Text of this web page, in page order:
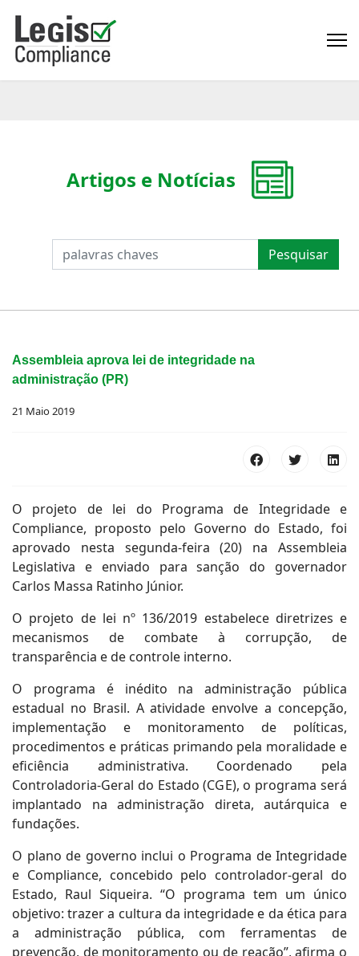
PESQUISAR Pesquisar
Artigos e Notícias
Assembleia aprova lei de integridade na
administração (PR)
21 Maio 2019
O projeto de lei do Programa de Integridade e
Compliance, proposto pelo Governo do Estado, foi
aprovado nesta segunda-feira (20) na Assembleia
Legislativa e enviado para sanção do governador
Carlos Massa Ratinho Júnior.
O projeto de lei nº 136/2019 estabelece diretrizes e
mecanismos de combate à corrupção, de
transparência e de controle interno.
O programa é inédito na administração pública
estadual no Brasil. A atividade envolve a concepção,
implementação e monitoramento de políticas,
procedimentos e práticas primando pela moralidade e
eficiência administrativa. Coordenado pela
Controladoria-Geral do Estado (CGE), o programa será
implantado na administração direta, autárquica e
fundações.
O plano de governo inclui o Programa de Integridade
e Compliance, concebido pelo controlador-geral do
Estado, Raul Siqueira. “O programa tem um único
objetivo: trazer a cultura da integridade e da ética para
a administração pública, com ferramentas de
prevenção, de monitoramento ou de reação”, afirma o